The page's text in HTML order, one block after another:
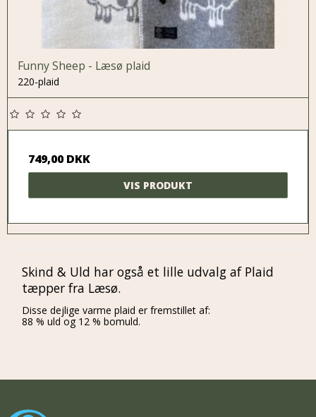
Funny Sheep - Læsø plaid
220-plaid
749,00 DKK
VIS PRODUKT
Skind & Uld har også et lille udvalg af Plaid
tæpper fra Læsø.
Disse dejlige varme plaid er fremstillet af:
88 % uld og 12 % bomuld.